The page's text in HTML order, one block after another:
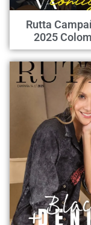
Rutta
2025